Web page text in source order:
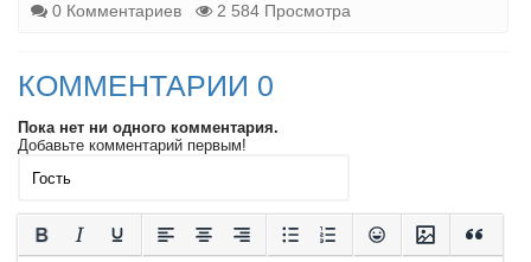
0 Комментариев
2 584 Просмотра
КОММЕНТАРИИ 0
Пока нет ни одного комментария.
Добавьте комментарий первым!